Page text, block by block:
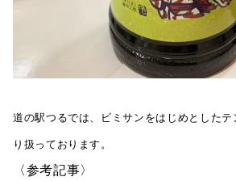
道の駅つるでは、ビミサンをはじめとした
り扱っております。
〈参考記事〉